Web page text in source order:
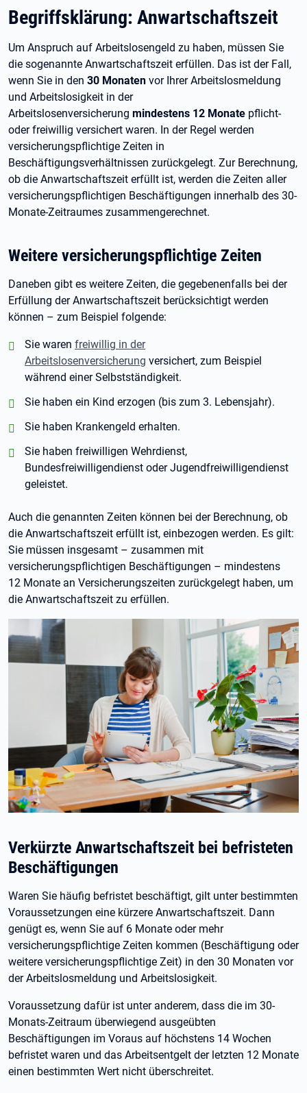
Begriffsklärung: Anwartschaftszeit
Um Anspruch auf Arbeitslosengeld zu haben, müssen Sie
die sogenannte Anwartschaftszeit erfüllen. Das ist der Fall,
wenn Sie in den 30 Monaten vor Ihrer Arbeitslosmeldung
und Arbeitslosigkeit in der
Arbeitslosenversicherung mindestens 12 Monate pflicht-
oder freiwillig versichert waren. In der Regel werden
versicherungspflichtige Zeiten in
Beschäftigungsverhältnissen zurückgelegt. Zur Berechnung,
ob die Anwartschaftszeit erfüllt ist, werden die Zeiten aller
versicherungspflichtigen Beschäftigungen innerhalb des 30-
Monate-Zeitraumes zusammengerechnet.
Weitere versicherungspflichtige Zeiten
Daneben gibt es weitere Zeiten, die gegebenenfalls bei der
Erfüllung der Anwartschaftszeit berücksichtigt werden
können – zum Beispiel folgende:
positiv:
Sie waren freiwillig in der
Arbeitslosenversicherung versichert, zum Beispiel
während einer Selbstständigkeit.
positiv:
Sie haben ein Kind erzogen (bis zum 3. Lebensjahr).
positiv:
Sie haben Krankengeld erhalten.
positiv:
Sie haben freiwilligen Wehrdienst,
Bundesfreiwilligendienst oder Jugendfreiwilligendienst
geleistet.
Auch die genannten Zeiten können bei der Berechnung, ob
die Anwartschaftszeit erfüllt ist, einbezogen werden. Es gilt:
Sie müssen insgesamt – zusammen mit
versicherungspflichtigen Beschäftigungen – mindestens
12 Monate an Versicherungszeiten zurückgelegt haben, um
die Anwartschaftszeit zu erfüllen.
Verkürzte Anwartschaftszeit bei befristeten
Beschäftigungen
Waren Sie häufig befristet beschäftigt, gilt unter bestimmten
Voraussetzungen eine kürzere Anwartschaftszeit. Dann
genügt es, wenn Sie auf 6 Monate oder mehr
versicherungspflichtige Zeiten kommen (Beschäftigung oder
weitere versicherungspflichtige Zeit) in den 30 Monaten vor
der Arbeitslosmeldung und Arbeitslosigkeit.
Voraussetzung dafür ist unter anderem, dass die im 30-
Monats-Zeitraum überwiegend ausgeübten
Beschäftigungen im Voraus auf höchstens 14 Wochen
befristet waren und das Arbeitsentgelt der letzten 12 Monate
einen bestimmten Wert nicht überschreitet.